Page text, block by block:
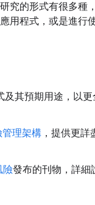
究的形式有很多種
用程式，或是進行
其預期用途，以更
管理架構 ，提供更詳
險發布的刊物，詳細